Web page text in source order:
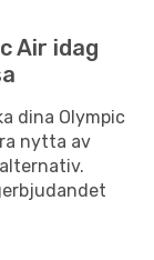
Air idag
dina Olympic
nytta av